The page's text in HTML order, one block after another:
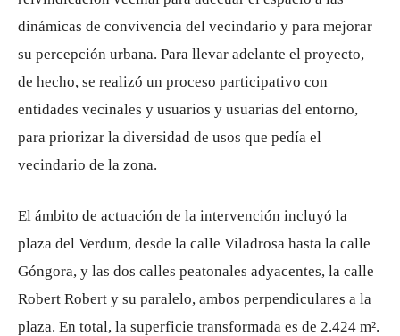
dinámicas de convivencia del vecindario y para mejorar
su percepción urbana. Para llevar adelante el proyecto,
de hecho, se realizó un proceso participativo con
entidades vecinales y usuarios y usuarias del entorno,
para priorizar la diversidad de usos que pedía el
vecindario de la zona.
El ámbito de actuación de la intervención incluyó la
plaza del Verdum, desde la calle Viladrosa hasta la calle
Góngora, y las dos calles peatonales adyacentes, la calle
Robert Robert y su paralelo, ambos perpendiculares a la
plaza. En total, la superficie transformada es de 2.424 m².